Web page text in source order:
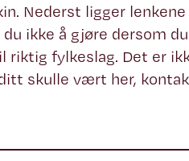
Nederst ligger
ikke å gjøre dersom
fylkeslag. Det er
skulle vært her,